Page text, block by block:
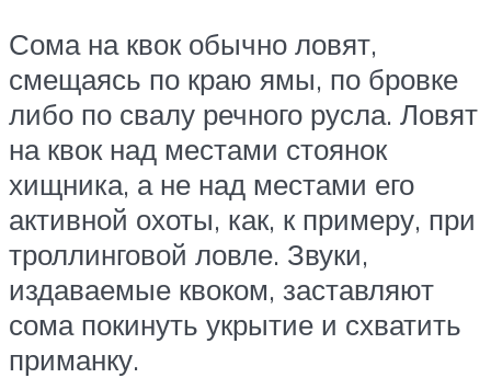
Сома на квок обычно ловят,
смещаясь по краю ямы, по бровке
либо по свалу речного русла. Ловят
на квок над местами стоянок
хищника, а не над местами его
активной охоты, как, к примеру, при
троллинговой ловле. Звуки,
издаваемые квоком, заставляют
сома покинуть укрытие и схватить
приманку.